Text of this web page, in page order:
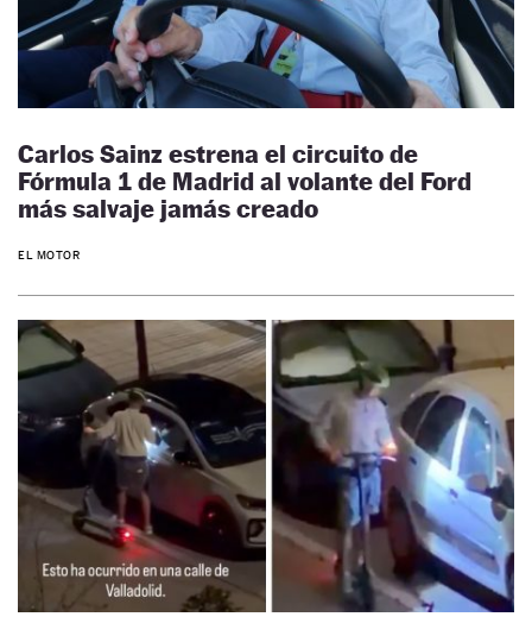
Carlos Sainz estrena el circuito de
Fórmula 1 de Madrid al volante del Ford
más salvaje jamás creado
EL MOTOR